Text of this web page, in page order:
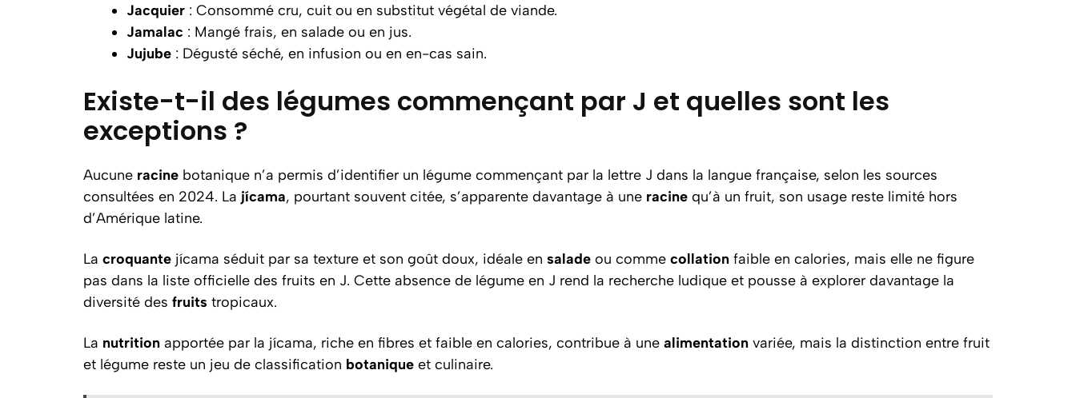
Jacquier : Consommé cru, cuit ou en substitut végétal de viande.
Jamalac : Mangé frais, en salade ou en jus.
Jujube : Dégusté séché, en infusion ou en en-cas sain.
Existe-t-il des légumes commençant par J et quelles sont les
exceptions ?
Aucune racine botanique n’a permis d’identifier un légume commençant par la lettre J dans la langue française, selon les sources
consultées en 2024. La jícama, pourtant souvent citée, s’apparente davantage à une racine qu’à un fruit, son usage reste limité hors
d’Amérique latine.
La croquante jícama séduit par sa texture et son goût doux, idéale en salade ou comme collation faible en calories, mais elle ne figure
pas dans la liste officielle des fruits en J. Cette absence de légume en J rend la recherche ludique et pousse à explorer davantage la
diversité des fruits tropicaux.
La nutrition apportée par la jícama, riche en fibres et faible en calories, contribue à une alimentation variée, mais la distinction entre fruit
et légume reste un jeu de classification botanique et culinaire.